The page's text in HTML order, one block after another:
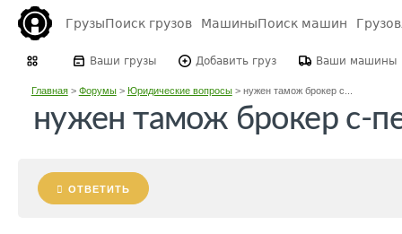
ГрузыПоиск грузов МашиныПоиск машин
Ваши грузы Добавить груз Ваши машины
Главная> Форумы> Юридические вопросы> нужен тамож брокер с...
нужен тамож брокер с-
ОТВЕТИТЬ